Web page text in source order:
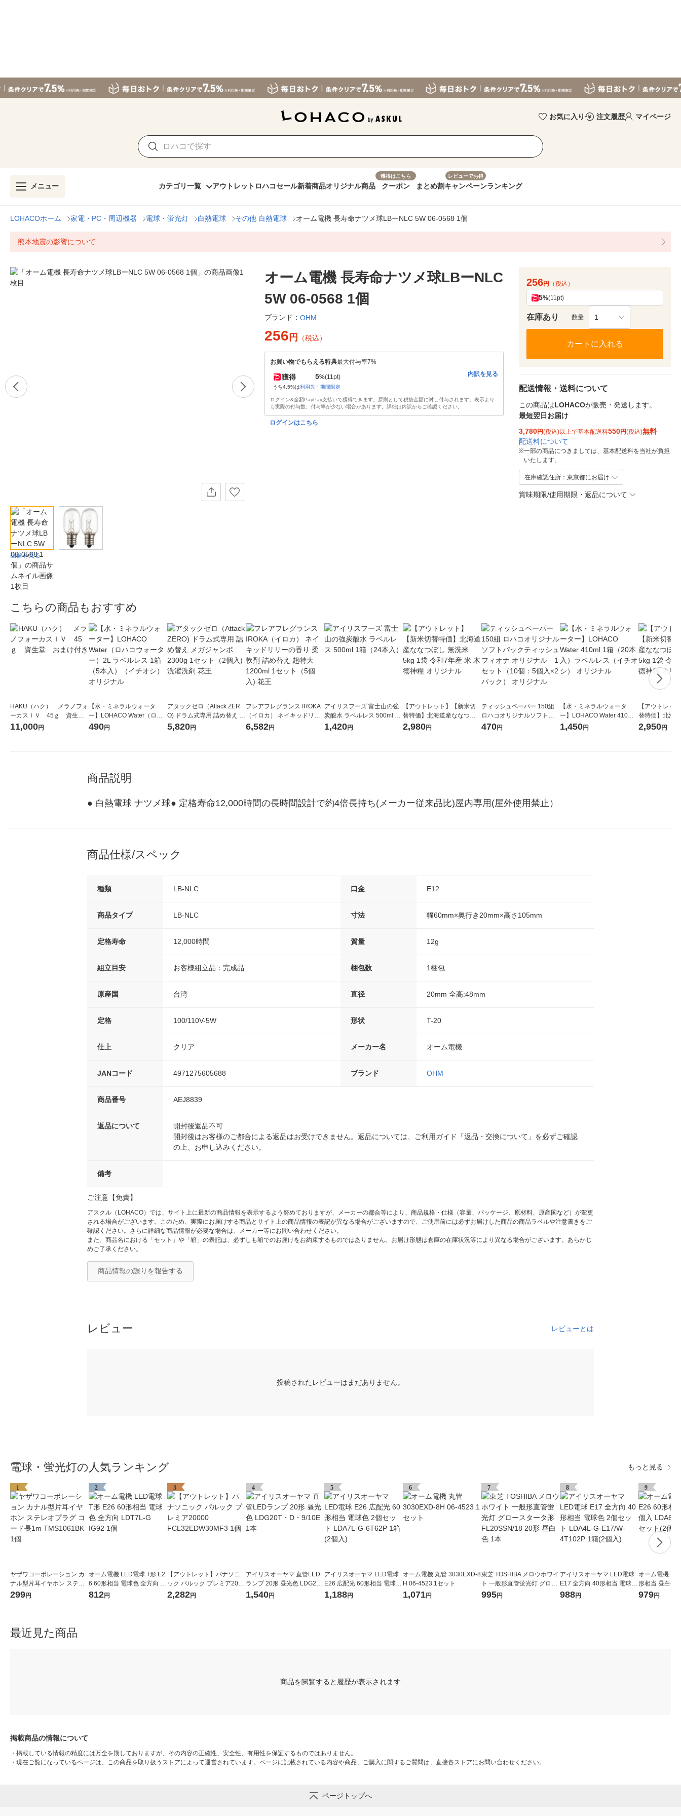
お気に入り 注文履歴 マイページ
メニュー カテゴリ一覧 アウトレット ロハコセール新着商品オリジナル商品
獲得はこちら
クーポン まとめ割
レビューでお得
キャンペーンランキング
LOHACOホーム 家電・PC・周辺機器 電球・蛍光灯 白熱電球 その他 白熱電球 オーム電機 長寿命ナツメ球LBーNLC 5W 06-0568 1個
熊本地震の影響について
画像を見る
オーム電機 長寿命ナツメ球LBーNLC
5W 06-0568 1個
ブランド： OHM
256 円 （税込）
お買い物でもらえる特典最大付与率7%
獲得 5%(11pt)
うち4.5%は利用先・期間限定
内訳を見る
ログイン&全額PayPay支払いで獲得できます。原則として税抜金額に対し付与されます。表示より
も実際の付与数、付与率が少ない場合があります。詳細は内訳からご確認ください。
ログインはこちら
256円 （税込）
5%(11pt)
在庫あり 数量 1
カートに入れる
配送情報・送料について
この商品はLOHACOが販売・発送します。
最短翌日お届け
3,780円(税込)以上で基本配送料550円(税込)無料
配送料について
※一部の商品につきましては、基本配送料を当社が負担
いたします。
在庫確認住所：東京都にお届け
賞味期限/使用期限・返品について
こちらの商品もおすすめ
HAKU（ハク） メラノフォ
ーカスＩＶ 45ｇ 資生
堂 おまけ付き
11,000円
【水・ミネラルウォータ
ー】LOHACO Water（ロハ
コウォーター）2L ラベルレ
490円
アタックゼロ（Attack ZER
O) ドラム式専用 詰め替え メ
ガジャンボ 2300g 1セット
5,820円
フレアフレグランス IROKA
（イロカ） ネイキッドリリ
ーの香り 柔軟剤 詰め替え 超
6,582円
アイリスフーズ 富士山の強
炭酸水 ラベルレス 500ml 1
箱（24本入）
1,420円
【アウトレット】【新米切
替特価】北海道産ななつぼ
し 無洗米 5kg 1袋 令和7年産
2,980円
ティッシュペーパー 150組
ロハコオリジナルソフトパ
ックティッシュ フィオナ オ
470円
【水・ミネラルウォータ
ー】LOHACO Water 410ml
1箱（20本入）ラベルレス
1,450円
【アウトレッ
替特価】北海
し 精白米 5kg
2,950円
商品説明
● 白熱電球 ナツメ球● 定格寿命12,000時間の長時間設計で約4倍長持ち(メーカー従来品比)屋内専用(屋外使用禁止）
商品仕様/スペック
種類 LB-NLC 口金 E12
商品タイプ LB-NLC 寸法 幅60mm×奥行き20mm×高さ105mm
定格寿命 12,000時間 質量 12g
組立目安 お客様組立品：完成品 梱包数 1梱包
原産国 台湾 直径 20mm 全高:48mm
定格 100/110V-5W 形状 T-20
仕上 クリア メーカー名 オーム電機
JANコード 4971275605688 ブランド OHM
商品番号 AEJ8839
返品について
開封後返品不可
開封後はお客様のご都合による返品はお受けできません。返品については、ご利用ガイド「返品・交換について」を必ずご確認
の上、お申し込みください。
備考
ご注意【免責】
アスクル（LOHACO）では、サイト上に最新の商品情報を表示するよう努めておりますが、メーカーの都合等により、商品規格・仕様（容量、パッケージ、原材料、原産国など）が変更
される場合がございます。このため、実際にお届けする商品とサイト上の商品情報の表記が異なる場合がございますので、ご使用前には必ずお届けした商品の商品ラベルや注意書きをご
確認ください。さらに詳細な商品情報が必要な場合は、メーカー等にお問い合わせください。
また、商品名における「セット」や「箱」の表記は、必ずしも箱でのお届けをお約束するものではありません。お届け形態は倉庫の在庫状況等により異なる場合がございます。あらかじ
めご了承ください。
商品情報の誤りを報告する
レビュー レビューとは
投稿されたレビューはまだありません。
電球・蛍光灯の人気ランキング もっと見る
1
ヤザワコーポレーション カ
ナル型片耳イヤホン ステレ
オプラグ コード長1m TMS1
299円
2
オーム電機 LED電球 T形 E2
6 60形相当 電球色 全方向 L
DT7L-G IG92 1個
812円
3
【アウトレット】パナソニ
ック パルック プレミア2000
0 FCL32EDW30MF3 1個
2,282円
4
アイリスオーヤマ 直管LED
ランプ 20形 昼光色 LDG20
T・D・9/10E 1本
1,540円
5
アイリスオーヤマ LED電球
E26 広配光 60形相当 電球色
2個セット LDA7L-G-6T62P
1,188円
6
オーム電機 丸管 3030EXD-8
H 06-4523 1セット
1,071円
7
東芝 TOSHIBA メロウホワイ
ト 一般形直管蛍光灯 グロー
スタータ形 FL20SSN/18 20
995円
8
アイリスオーヤマ LED電球
E17 全方向 40形相当 電球色
2個セット LDA4L-G-E17/W-
988円
9
オーム電機
形相当 昼白色
GAG592P 1セ
979円
最近見た商品
商品を閲覧すると履歴が表示されます
掲載商品の情報について
・ 掲載している情報の精度には万全を期しておりますが、その内容の正確性、安全性、有用性を保証するものではありません。
・ 現在ご覧になっているページは、この商品を取り扱うストアによって運営されています。ページに記載されている内容や商品、ご購入に関するご質問は、直接各ストアにお問い合わせください。
ページトップへ